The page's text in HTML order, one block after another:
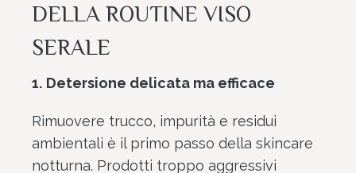
DELLA ROUTINE VISO
SERALE
1. Detersione delicata ma efficace
Rimuovere trucco, impurità e residui
ambientali è il primo passo della skincare
notturna. Prodotti troppo aggressivi